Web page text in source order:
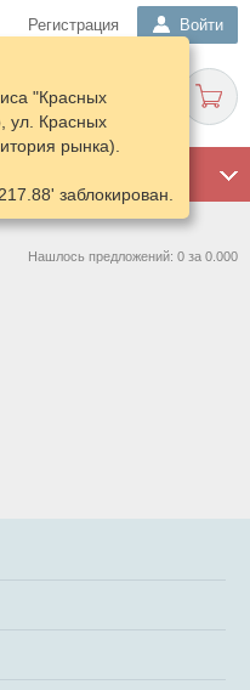
Регистрация Войти
"Красных
ул. Красных
рынка).
заблокирован.
Нашлось предложений: 0 за 0.000